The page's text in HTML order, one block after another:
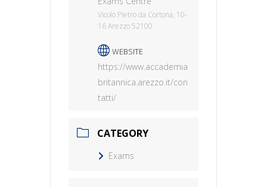
Vicolo Pietro da Cortona, 10-
16 Arezzo 52100
WEBSITE
https://www.accademia
britannica.arezzo.it/con
tatti/
CATEGORY
Exams